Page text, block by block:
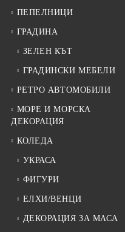
ПЕПЕЛНИЦИ
ГРАДИНА
ЗЕЛЕН КЪТ
ГРАДИНСКИ МЕБЕЛИ
РЕТРО АВТОМОБИЛИ
МОРЕ И МОРСКА
ДЕКОРАЦИЯ
КОЛЕДА
УКРАСА
ФИГУРИ
ЕЛХИ/ВЕНЦИ
ДЕКОРАЦИЯ ЗА МАСА